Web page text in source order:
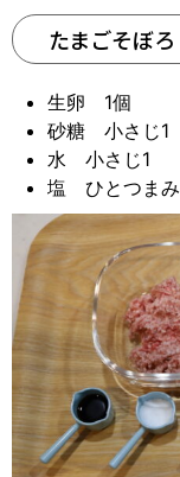
たまごそぼろ
生卵 1個
砂糖 小さじ1
水 小さじ1
塩 ひとつまみ